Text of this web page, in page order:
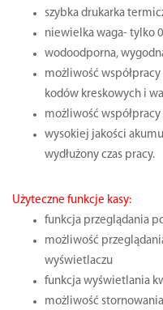
szybka drukarka
niewielka waga- tylko
wodoodporna,
możliwość
kodów kreskowych i
możliwość współpracy
wysokiej jakości
wydłużony czas pracy.
Użyteczne funkcje kasy:
funkcja przeglądania
możliwość
wyświetlaczu
funkcja wyświetlania
możliwość